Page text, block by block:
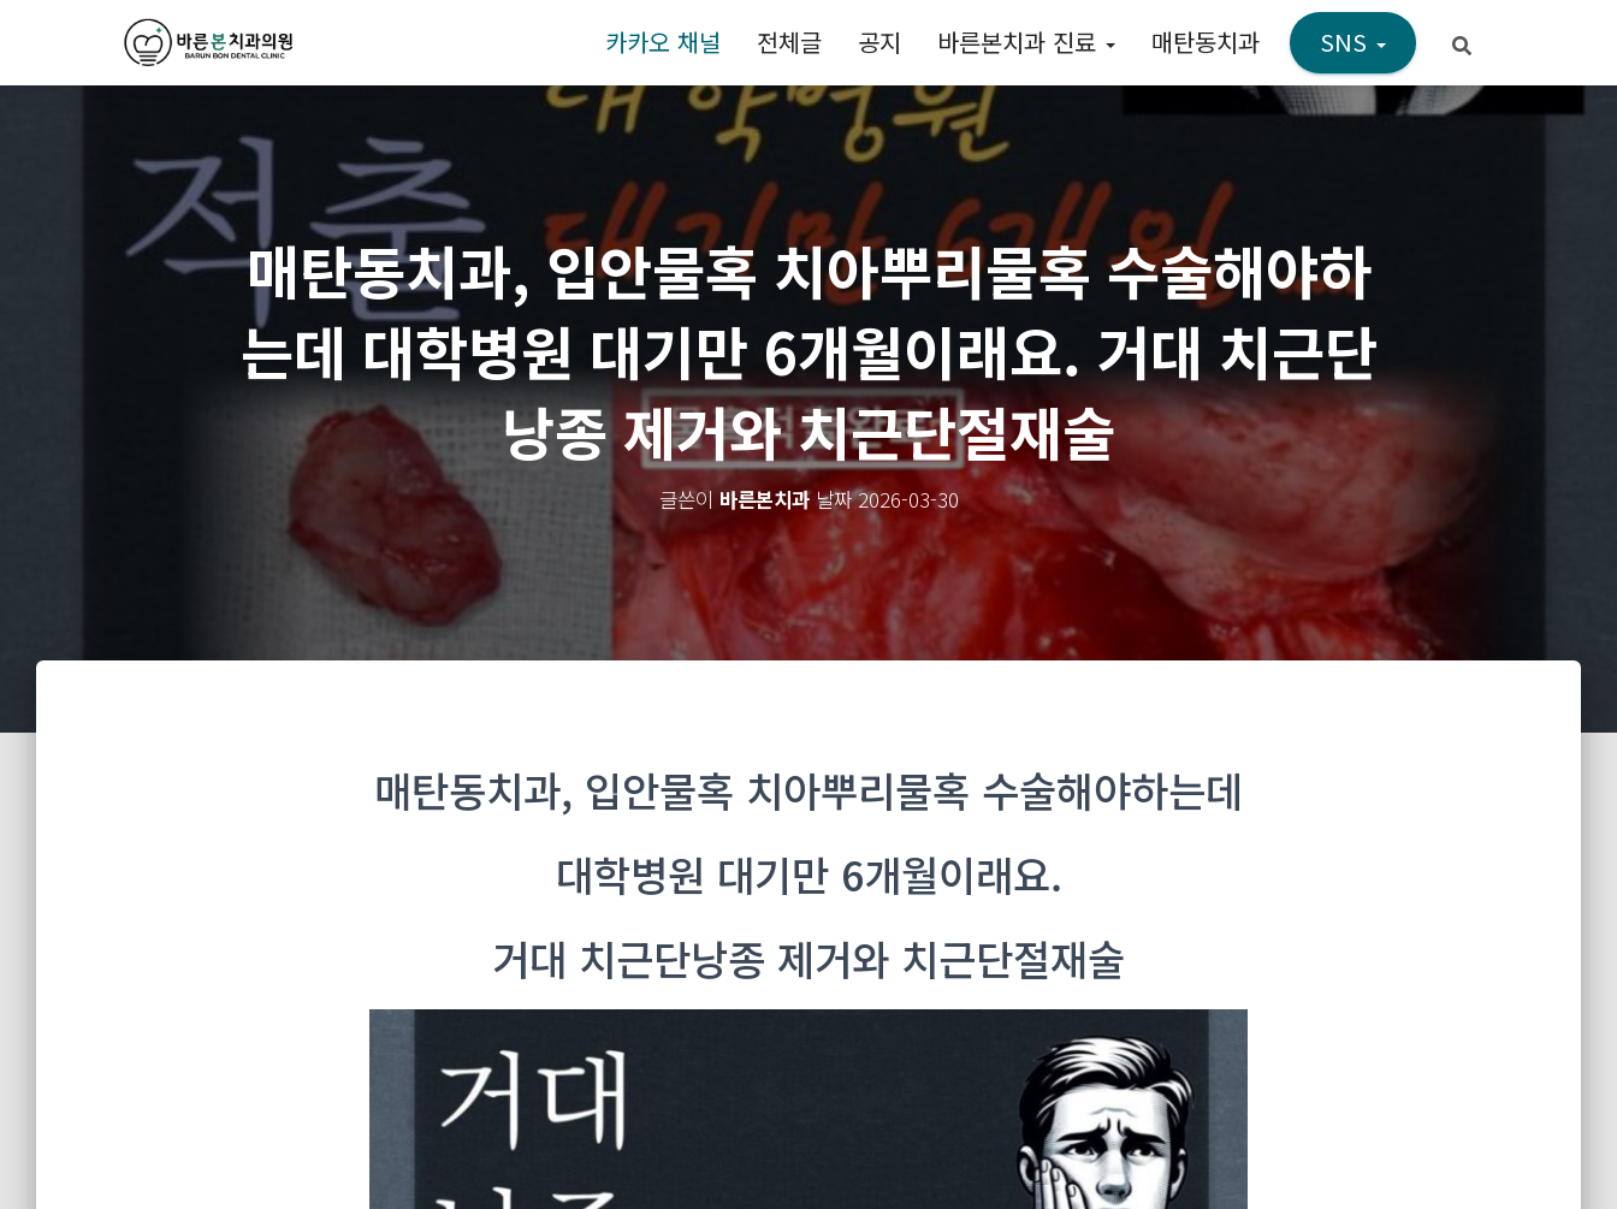
카카오 채널 전체글 공지 바른본치과 진료 매탄동치과 SNS
매탄동치과, 입안물혹 치아뿌리물혹 수술해야하
는데 대학병원 대기만 6개월이래요. 거대 치근단
낭종 제거와 치근단절재술
글쓴이 바른본치과날짜2026-03-30
매탄동치과, 입안물혹 치아뿌리물혹 수술해야하는데
대학병원 대기만 6개월이래요.
거대 치근단낭종 제거와 치근단절재술